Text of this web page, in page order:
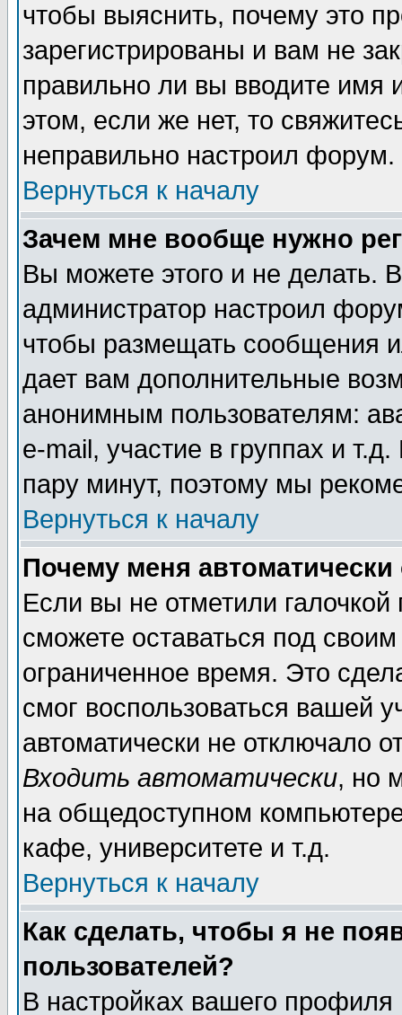
чтобы выяснить, почему это
зарегистрированы и вам не
правильно ли вы вводите
этом, если же нет, то
неправильно настроил форум.
Вернуться к началу
Зачем мне вообще нужно
Вы можете этого и не делать.
администратор настроил
чтобы размещать сообщения
дает вам дополнительные
анонимным пользователям:
e-mail, участие в группах и
пару минут, поэтому мы
Вернуться к началу
Почему меня автоматически
Если вы не отметили галочкой
сможете оставаться под
ограниченное время. Это
смог воспользоваться вашей
автоматически не отключало
Входить автоматически, но
на общедоступном
кафе, университете и т.д.
Вернуться к началу
Как сделать, чтобы я не
пользователей?
В настройках вашего